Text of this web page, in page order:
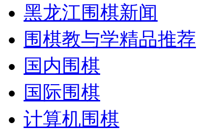
黑龙江围棋新闻
围棋教与学精品推荐
国内围棋
国际围棋
计算机围棋